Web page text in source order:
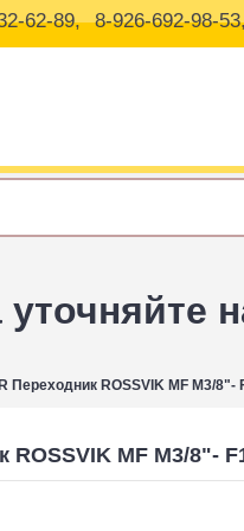
62-89, 8-926-692-98-
Переходник ROSSVIK MF М3/8"-
ROSSVIK MF М3/8"-